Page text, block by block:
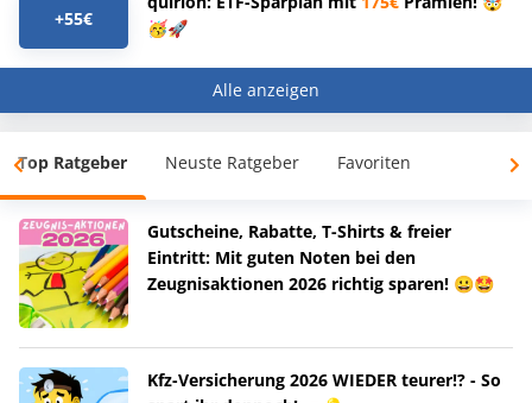
+55€
🥳🚀
Alle anzeigen
Top Ratgeber Neuste Ratgeber Favoriten
Gutscheine, Rabatte, T-Shirts & freier
Eintritt: Mit guten Noten bei den
Zeugnisaktionen 2026 richtig sparen! 😀🤩
Kfz-Versicherung 2026 WIEDER teurer!? - So